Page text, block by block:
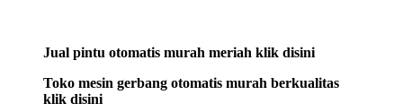
Jual pintu otomatis murah meriah klik disini
Toko mesin gerbang otomatis murah berkualitas
klik disini